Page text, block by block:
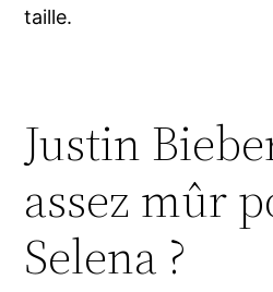
taille.
Justin
assez mûr
Selena ?